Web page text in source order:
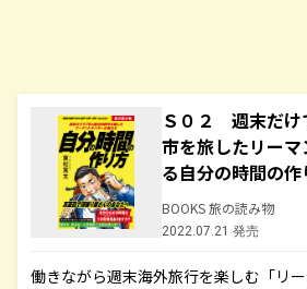
Ｓ０２ 週末だけ
市を旅したリー
る自分の時間の作
BOOKS 旅の読み物
2022.07.21 発売
働きながら週末海外旅行を楽しむ「リー